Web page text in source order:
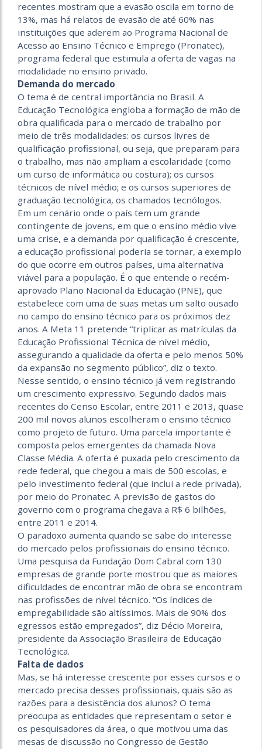
recentes mostram que a evasão oscila em torno de
13%, mas há relatos de evasão de até 60% nas
instituições que aderem ao Programa Nacional de
Acesso ao Ensino Técnico e Emprego (Pronatec),
programa federal que estimula a oferta de vagas na
modalidade no ensino privado.
Demanda do mercado
O tema é de central importância no Brasil. A
Educação Tecnológica engloba a formação de mão de
obra qualificada para o mercado de trabalho por
meio de três modalidades: os cursos livres de
qualificação profissional, ou seja, que preparam para
o trabalho, mas não ampliam a escolaridade (como
um curso de informática ou costura); os cursos
técnicos de nível médio; e os cursos superiores de
graduação tecnológica, os chamados tecnólogos.
Em um cenário onde o país tem um grande
contingente de jovens, em que o ensino médio vive
uma crise, e a demanda por qualificação é crescente,
a educação profissional poderia se tornar, a exemplo
do que ocorre em outros países, uma alternativa
viável para a população. É o que entende o recém-
aprovado Plano Nacional da Educação (PNE), que
estabelece com uma de suas metas um salto ousado
no campo do ensino técnico para os próximos dez
anos. A Meta 11 pretende “triplicar as matrículas da
Educação Profissional Técnica de nível médio,
assegurando a qualidade da oferta e pelo menos 50%
da expansão no segmento público”, diz o texto.
Nesse sentido, o ensino técnico já vem registrando
um crescimento expressivo. Segundo dados mais
recentes do Censo Escolar, entre 2011 e 2013, quase
200 mil novos alunos escolheram o ensino técnico
como projeto de futuro. Uma parcela importante é
composta pelos emergentes da chamada Nova
Classe Média. A oferta é puxada pelo crescimento da
rede federal, que chegou a mais de 500 escolas, e
pelo investimento federal (que inclui a rede privada),
por meio do Pronatec. A previsão de gastos do
governo com o programa chegava a R$ 6 bilhões,
entre 2011 e 2014.
O paradoxo aumenta quando se sabe do interesse
do mercado pelos profissionais do ensino técnico.
Uma pesquisa da Fundação Dom Cabral com 130
empresas de grande porte mostrou que as maiores
dificuldades de encontrar mão de obra se encontram
nas profissões de nível técnico. “Os índices de
empregabilidade são altíssimos. Mais de 90% dos
egressos estão empregados”, diz Décio Moreira,
presidente da Associação Brasileira de Educação
Tecnológica.
Falta de dados
Mas, se há interesse crescente por esses cursos e o
mercado precisa desses profissionais, quais são as
razões para a desistência dos alunos? O tema
preocupa as entidades que representam o setor e
os pesquisadores da área, o que motivou uma das
mesas de discussão no Congresso de Gestão